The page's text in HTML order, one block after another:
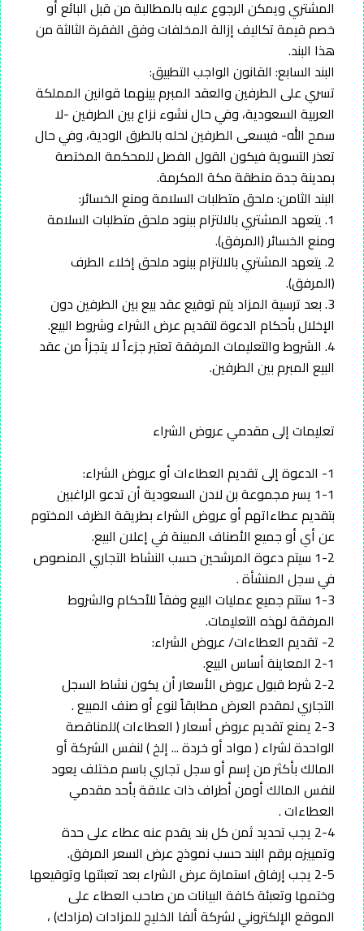
المشتري ويمكن الرجوع عليه بالمطالبة من قبل البائع أو
خصم قيمة تكاليف إزالة المخلفات وفق الفقرة الثالثة من
هذا البند.
البند السابع: القانون الواجب التطبيق:
تسري على الطرفين والعقد المبرم بينهما قوانين المملكة
العربية السعودية، وفي حال نشوء نزاع بين الطرفين -لا
سمح الله- فيسعى الطرفين لحله بالطرق الودية، وفي حال
تعذر التسوية فيكون القول الفصل للمحكمة المختصة
بمدينة جدة منطقة مكة المكرمة.
البند الثامن: ملحق متطلبات السلامة ومنع الخسائر:
1. يتعهد المشتري بالالتزام ببنود ملحق متطلبات السلامة
ومنع الخسائر (المرفق).
2. يتعهد المشتري بالالتزام ببنود ملحق إخلاء الطرف
(المرفق).
3. بعد ترسية المزاد يتم توقيع عقد بيع بين الطرفين دون
الإخلال بأحكام الدعوة لتقديم عرض الشراء وشروط البيع.
4. الشروط والتعليمات المرفقة تعتبر جزءاً لا يتجزأ من عقد
البيع المبرم بين الطرفين.
تعليمات إلى مقدمي عروض الشراء
1- الدعوة إلى تقديم العطاءات أو عروض الشراء:
1-1 يسر مجموعة بن لادن السعودية أن تدعو الراغبين
بتقديم عطاءاتهم أو عروض الشراء بطريقة الظرف المختوم
عن أي أو جميع الأصناف المبينة في إعلان البيع.
1-2 سيتم دعوة المرشحين حسب النشاط التجاري المنصوص
في سجل المنشأة .
1-3 ستتم جميع عمليات البيع وفقاً للأحكام والشروط
المرفقة لهذه التعليمات.
2- تقديم العطاءات/ عروض الشراء:
2-1 المعاينة أساس البيع.
2-2 شرط قبول عروض الأسعار أن يكون نشاط السجل
التجاري لمقدم العرض مطابقاً لنوع أو صنف المبيع .
2-3 يمنع تقديم عروض أسعار ( العطاءات )للمناقصة
الواحدة لشراء ( مواد أو خردة ... إلخ ) لنفس الشركة أو
المالك بأكثر من إسم أو سجل تجاري باسم مختلف يعود
لنفس المالك أومن أطراف ذات علاقة بأحد مقدمي
العطاءات .
2-4 يجب تحديد ثمن كل بند يقدم عنه عطاء على حدة
وتمييزه برقم البند حسب نموذج عرض السعر المرفق.
2-5 يجب إرفاق استمارة عرض الشراء بعد تعبئتها وتوقيعها
وختمها وتعبئة كافة البيانات من صاحب العطاء على
الموقع الإلكتروني لشركة ألفا الخليج للمزادات (مزادك) ،